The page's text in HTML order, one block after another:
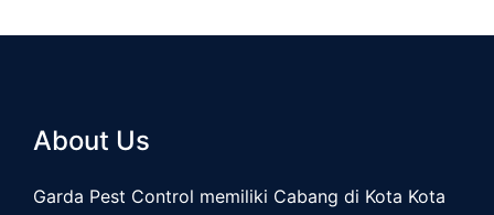
About Us
Garda Pest Control memiliki Cabang di Kota Kota